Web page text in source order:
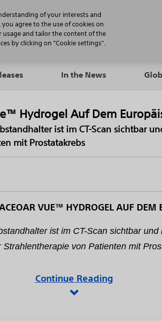
Professionals Patients
In the News
Hydrogel Auf Dem
ist im CT-Scan sichtbar
mit Prostatakrebs
VUE™ HYDROGEL AUF DEM
ist im CT-Scan sichtbar
Strahlentherapie von Patienten mit
Continue Reading
of your interests and
agree to the use of cookies on
usage and tailor the content of the
by clicking on "Cookie settings".